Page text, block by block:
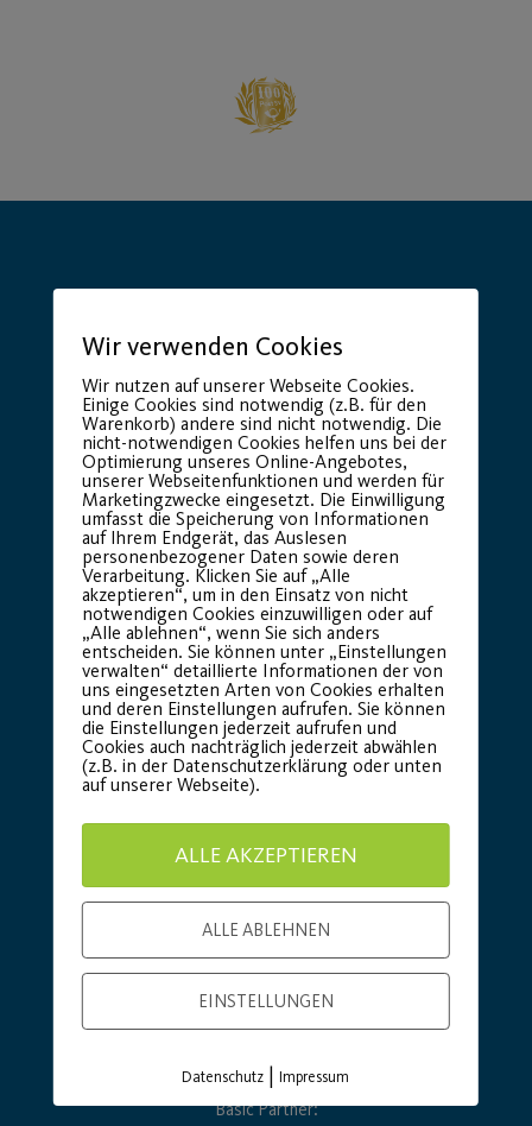
Hauptsponsor Generalausrüster
Premium Partner:
Basic Partner:
Wir verwenden Cookies
Wir nutzen auf unserer Webseite Cookies.
Einige Cookies sind notwendig (z.B. für den
Warenkorb) andere sind nicht notwendig. Die
nicht-notwendigen Cookies helfen uns bei der
Optimierung unseres Online-Angebotes,
unserer Webseitenfunktionen und werden für
Marketingzwecke eingesetzt. Die Einwilligung
umfasst die Speicherung von Informationen
auf Ihrem Endgerät, das Auslesen
personenbezogener Daten sowie deren
Verarbeitung. Klicken Sie auf „Alle
akzeptieren“, um in den Einsatz von nicht
notwendigen Cookies einzuwilligen oder auf
„Alle ablehnen“, wenn Sie sich anders
entscheiden. Sie können unter „Einstellungen
verwalten“ detaillierte Informationen der von
uns eingesetzten Arten von Cookies erhalten
und deren Einstellungen aufrufen. Sie können
die Einstellungen jederzeit aufrufen und
Cookies auch nachträglich jederzeit abwählen
(z.B. in der Datenschutzerklärung oder unten
auf unserer Webseite).
ALLE AKZEPTIEREN
ALLE ABLEHNEN
EINSTELLUNGEN
Datenschutz |Impressum